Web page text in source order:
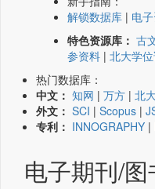
解锁数据库 | 电
特色资源库： 古
参资料 | 北大学
热门数据库：
中文： 知网 | 万方 | 北
外文： SCI | Scopus |
专利： INNOGRAPHY |
电子期刊/图